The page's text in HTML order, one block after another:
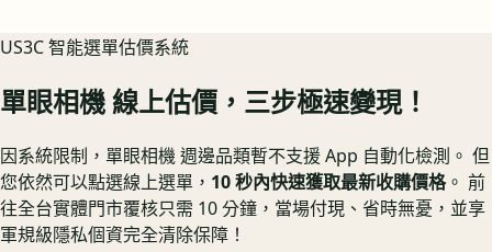
US3C 智能選單估價系統
單眼相機線上估價，三步極速變現！
因系統限制， 單眼相機週邊品類暫不支援 App 自動化檢測。 但
您依然可以點選線上選單， 10 秒內快速獲取最新收購價格。 前
往全台實體門市覆核只需 10 分鐘，當場付現、省時無憂，並享
軍規級隱私個資完全清除保障！